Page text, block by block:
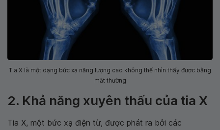
Tia X là một dạng bức xạ năng lượng cao không thể nhìn thấy được bằng
mắt thường
2. Khả năng xuyên thấu của tia X
Tia X, một bức xạ điện từ, được phát ra bởi các